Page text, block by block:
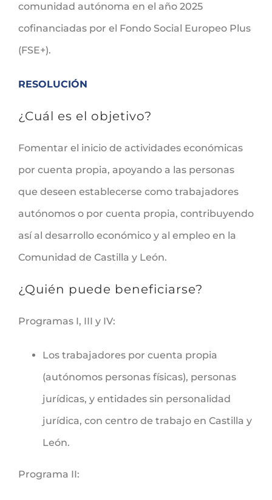
comunidad autónoma en el año 2025
cofinanciadas por el Fondo Social Europeo Plus
(FSE+).
RESOLUCIÓN
¿Cuál es el objetivo?
Fomentar el inicio de actividades económicas
por cuenta propia, apoyando a las personas
que deseen establecerse como trabajadores
autónomos o por cuenta propia, contribuyendo
así al desarrollo económico y al empleo en la
Comunidad de Castilla y León.
¿Quién puede beneficiarse?
Programas I, III y IV:
Los trabajadores por cuenta propia
(autónomos personas físicas), personas
jurídicas, y entidades sin personalidad
jurídica, con centro de trabajo en Castilla y
León.
Programa II: